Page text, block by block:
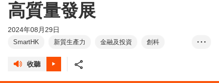
高質量發展
2024年08月29日
SmartHK 新質生產力 金融及投資
創科
可持續發展
文創
• • •
收聽